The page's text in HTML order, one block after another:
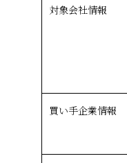
対象会社情報
買い手企業情報